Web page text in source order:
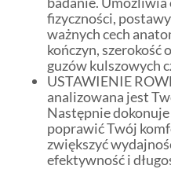
fizyczności,
ważnych cech
kończyn, szerokość
guzów kulszowych
USTAWIENIE
analizowana jest
Następnie dokonuje
poprawić Twój
zwiększyć
efektywność i